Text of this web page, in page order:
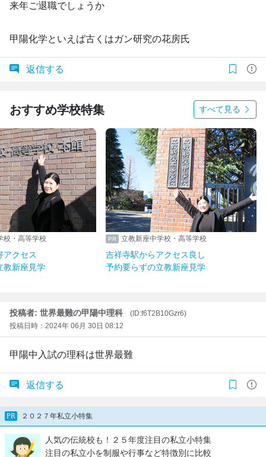
来年ご退職でしょうか
甲陽化学といえば古くはガン研究の花房氏
返信する
おすすめ学校特集 すべて見る
校・高等学校
アクセス
教新座見学
立教新座中学校・高等学校
吉祥寺駅からアクセス良し
予約要らずの立教新座見学
投稿者: 世界最難の甲陽中理科
(ID:f6T2B10Gzr6)
投稿日時：2024年 06月 30日 08:12
甲陽中入試の理科は世界最難
返信する